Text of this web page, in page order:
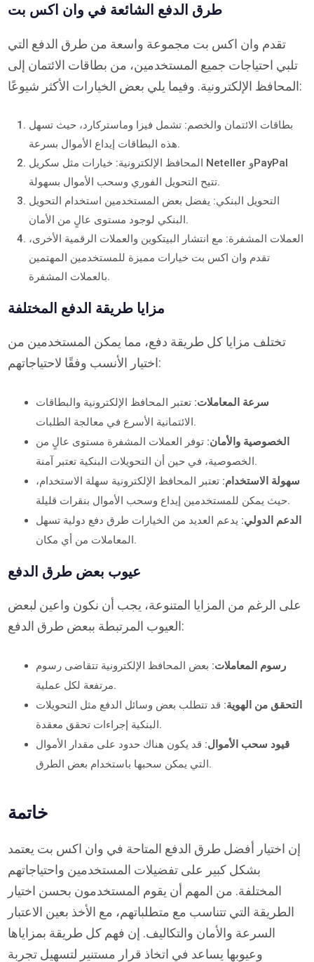
طرق الدفع الشائعة في وان اكس بت
تقدم وان اكس بت مجموعة واسعة من طرق الدفع التي
تلبي احتياجات جميع المستخدمين، من بطاقات الائتمان إلى
المحافظ الإلكترونية. وفيما يلي بعض الخيارات الأكثر شيوعًا:
بطاقات الائتمان والخصم: تشمل فيزا وماستركارد، حيث تسهل
هذه البطاقات إيداع الأموال بسرعة.
المحافظ الإلكترونية: خيارات مثل سكريل Neteller وPayPal
تتيح التحويل الفوري وسحب الأموال بسهولة.
التحويل البنكي: يفضل بعض المستخدمين استخدام التحويل
البنكي لوجود مستوى عالٍ من الأمان.
العملات المشفرة: مع انتشار البيتكوين والعملات الرقمية الأخرى،
تقدم وان اكس بت خيارات مميزة للمستخدمين المهتمين
بالعملات المشفرة.
مزايا طريقة الدفع المختلفة
تختلف مزايا كل طريقة دفع، مما يمكن المستخدمين من
اختيار الأنسب وفقًا لاحتياجاتهم:
سرعة المعاملات: تعتبر المحافظ الإلكترونية والبطاقات
الائتمانية الأسرع في معالجة الطلبات.
الخصوصية والأمان: توفر العملات المشفرة مستوى عالٍ من
الخصوصية، في حين أن التحويلات البنكية تعتبر آمنة.
سهولة الاستخدام: تعتبر المحافظ الإلكترونية سهلة الاستخدام،
حيث يمكن للمستخدمين إيداع وسحب الأموال بنقرات قليلة.
الدعم الدولي: يدعم العديد من الخيارات طرق دفع دولية تسهل
المعاملات من أي مكان.
عيوب بعض طرق الدفع
على الرغم من المزايا المتنوعة، يجب أن نكون واعين لبعض
العيوب المرتبطة ببعض طرق الدفع:
رسوم المعاملات: بعض المحافظ الإلكترونية تتقاضى رسوم
مرتفعة لكل عملية.
التحقق من الهوية: قد تتطلب بعض وسائل الدفع مثل التحويلات
البنكية إجراءات تحقق معقدة.
قيود سحب الأموال: قد يكون هناك حدود على مقدار الأموال
التي يمكن سحبها باستخدام بعض الطرق.
خاتمة
إن اختيار أفضل طرق الدفع المتاحة في وان اكس بت يعتمد
بشكل كبير على تفضيلات المستخدمين واحتياجاتهم
المختلفة. من المهم أن يقوم المستخدمون بحسن اختيار
الطريقة التي تتناسب مع متطلباتهم، مع الأخذ بعين الاعتبار
السرعة والأمان والتكاليف. إن فهم كل طريقة بمزاياها
وعيوبها يساعد في اتخاذ قرار مستنير لتسهيل تجربة